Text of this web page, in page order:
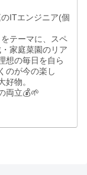
ITエンジニア(個
をテーマに、スペ
家庭菜園のリア
想の毎日を自ら
のが今の楽し
好物。
両立💰🌱